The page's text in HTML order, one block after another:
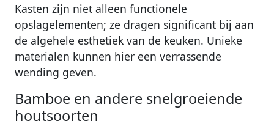
Kasten zijn niet alleen functionele
opslagelementen; ze dragen significant bij aan
de algehele esthetiek van de keuken. Unieke
materialen kunnen hier een verrassende
wending geven.
Bamboe en andere snelgroeiende
houtsoorten